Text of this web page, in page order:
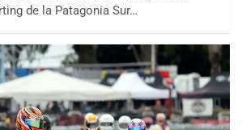
de la Patagonia Sur…